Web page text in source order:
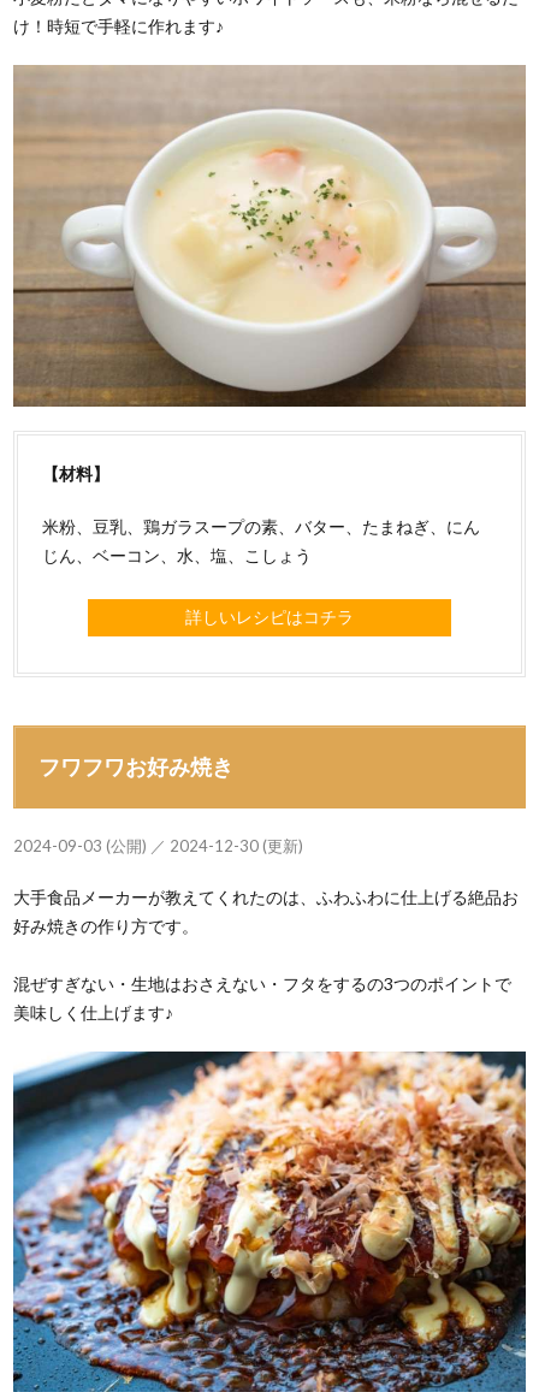
け！時短で手軽に作れます♪
【材料】
米粉、豆乳、鶏ガラスープの素、バター、たまねぎ、にん
じん、ベーコン、水、塩、こしょう
詳しいレシピはコチラ
フワフワお好み焼き
2024-09-03 (公開) ／ 2024-12-30 (更新)
大手食品メーカーが教えてくれたのは、ふわふわに仕上げる絶品お
好み焼きの作り方です。
混ぜすぎない・生地はおさえない・フタをするの3つのポイントで
美味しく仕上げます♪